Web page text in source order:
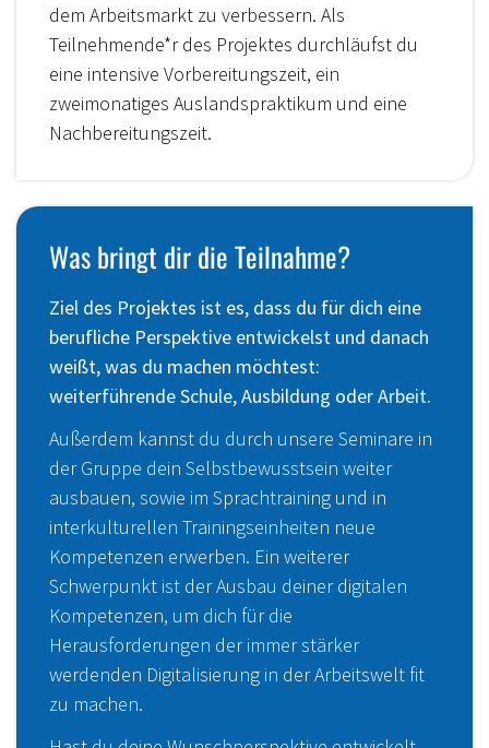
dem Arbeitsmarkt zu verbessern. Als
Teilnehmende*r des Projektes durchläufst du
eine intensive Vorbereitungszeit, ein
zweimonatiges Auslandspraktikum und eine
Nachbereitungszeit.
Was bringt dir die Teilnahme?
Ziel des Projektes ist es, dass du für dich eine
berufliche Perspektive entwickelst und danach
weißt, was du machen möchtest:
weiterführende Schule, Ausbildung oder Arbeit.
Außerdem kannst du durch unsere Seminare in
der Gruppe dein Selbstbewusstsein weiter
ausbauen, sowie im Sprachtraining und in
interkulturellen Trainingseinheiten neue
Kompetenzen erwerben. Ein weiterer
Schwerpunkt ist der Ausbau deiner digitalen
Kompetenzen, um dich für die
Herausforderungen der immer stärker
werdenden Digitalisierung in der Arbeitswelt fit
zu machen.